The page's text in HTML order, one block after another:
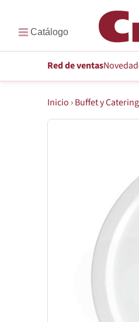
Red de ventas
Inicio ›Buffet y Catering